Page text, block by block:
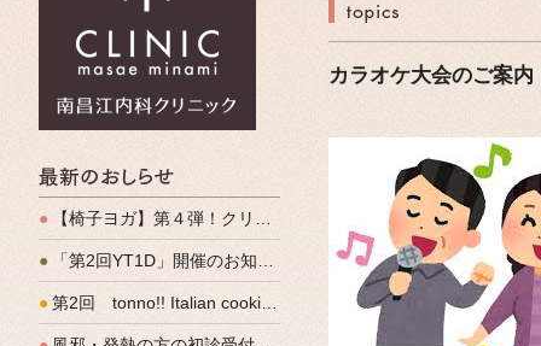
最新のおしらせ
●
【椅子ヨガ】第４弾！クリパルヨガ教室のご案内
● 「第2回YT1D」開催のお知らせ
●第2回 tonno!! Italian cooking 開催しました
カラオケ大会のご案内